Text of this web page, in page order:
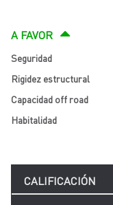
A FAVOR
Seguridad
Rigidez estructural
Capacidad off road
Habitalidad
CALIFICACIÓN